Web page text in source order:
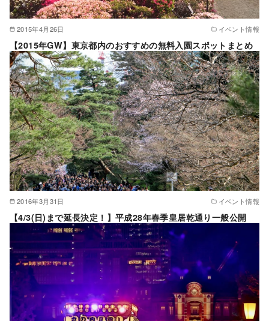
2015年4月26日 イベント情報
【2015年GW】東京都内のおすすめの無料入園スポットまとめ
2016年3月31日 イベント情報
【4/3(日)まで延長決定！】平成28年春季皇居乾通り一般公開